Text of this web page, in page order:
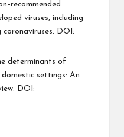
viruses, including
coronaviruses. DOI:
determinants of
domestic settings: An
DOI: